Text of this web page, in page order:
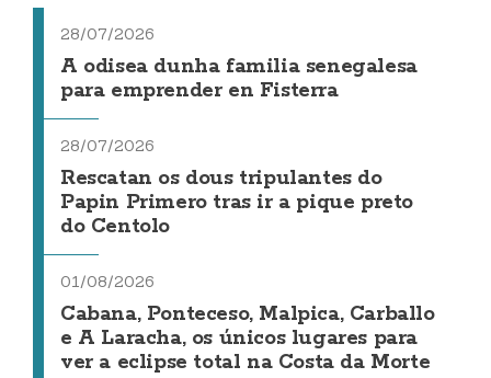
28/07/2026
A odisea dunha familia senegalesa
para emprender en Fisterra
28/07/2026
Rescatan os dous tripulantes do
Papin Primero tras ir a pique preto
do Centolo
01/08/2026
Cabana, Ponteceso, Malpica, Carballo
e A Laracha, os únicos lugares para
ver a eclipse total na Costa da Morte